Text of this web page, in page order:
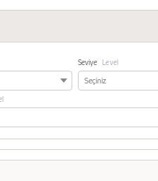
Seviye Level